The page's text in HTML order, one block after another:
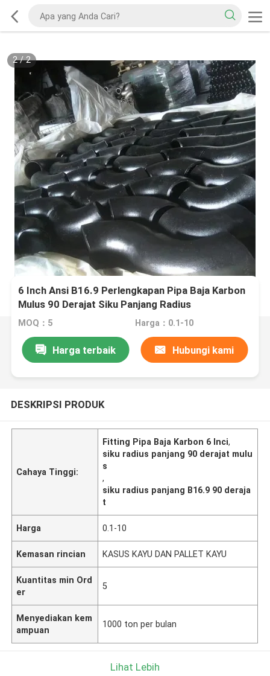
2/2
6 Inch Ansi B16.9 Perlengkapan Pipa Baja Karbon
Mulus 90 Derajat Siku Panjang Radius
MOQ：5 Harga：0.1-10
Harga terbaik Hubungi kami
DESKRIPSI PRODUK
Cahaya Tinggi:
Fitting Pipa Baja Karbon 6 Inci,
siku radius panjang 90 derajat mulu
s
,
siku radius panjang B16.9 90 deraja
t
Harga 0.1-10
Kemasan rincian KASUS KAYU DAN PALLET KAYU
Kuantitas min Ord
er
5
Menyediakan kem
ampuan
1000 ton per bulan
Lihat Lebih